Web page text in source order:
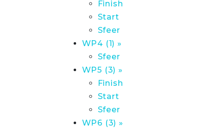
Finish
Start
Sfeer
WP4 (1) »
Sfeer
WP5 (3) »
Finish
Start
Sfeer
WP6 (3) »